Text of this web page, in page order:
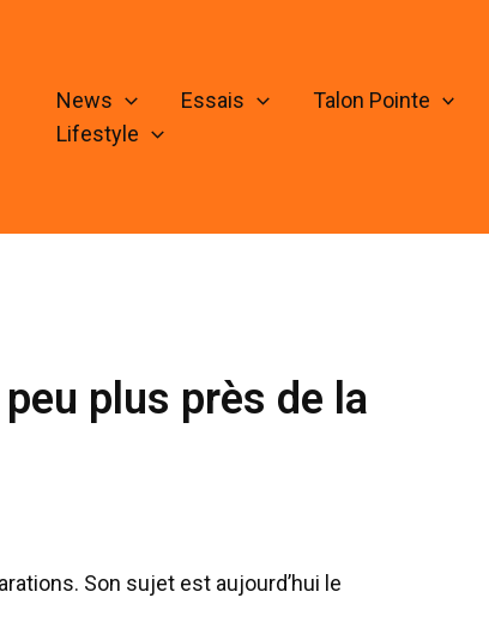
News Essais Talon Pointe
Lifestyle
plus près de la
Son sujet est aujourd’hui le